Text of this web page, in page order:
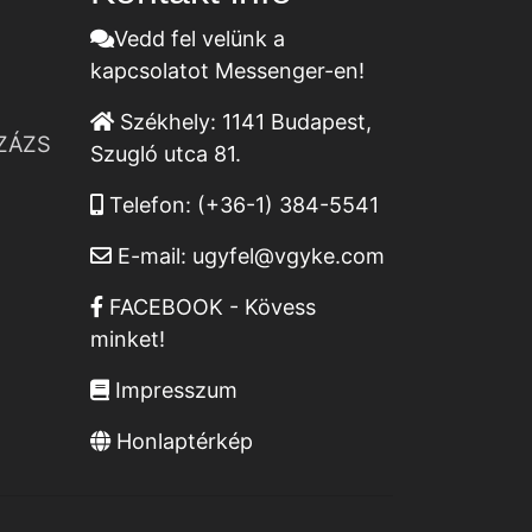
Vedd fel velünk a
kapcsolatot Messenger-en!
Székhely: 1141 Budapest,
Szugló utca 81.
Telefon: (+36-1) 384-5541
E-mail: ugyfel@vgyke.com
FACEBOOK - Kövess
minket!
Impresszum
Honlaptérkép